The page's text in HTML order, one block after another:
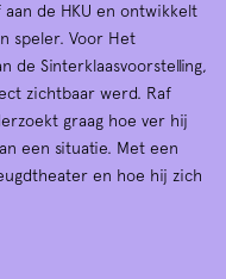
de HKU en ontwikkelt
speler. Voor Het
de Sinterklaasvoorstelling,
zichtbaar werd. Raf
graag hoe ver hij
een situatie. Met een
en hoe hij zich